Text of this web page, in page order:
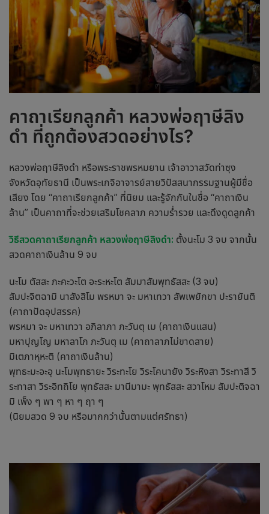
คาถาเรียกลูกค้า หลวงพ่อฤาษีลิง
ดำ ที่ถูกต้องสวดอย่างไร?
หลวงพ่อฤาษีลิงดำ หรือพระราชพรหมยาน เจ้าอาวาสวัดท่าซุง
จังหวัดอุทัยธานี เป็นพระเกจิอาจารย์สายวิปัสสนากรรมฐานผู้มีชื่อ
เสียง โดย “คาถาเรียกลูกค้า” ที่นิยม และรู้จักกันในชื่อ “คาถาเงิน
ล้าน” เป็นคาถาที่จะช่วยเสริมโชคลาภ ความร่ำรวย และดึงดูดลูกค้า
วิธีสวดคาถาเรียกลูกค้า หลวงพ่อฤาษีลิงดำ: ตั้งนะโม 3 จบ จากนั้น
สวดคาถาเงินล้าน 9 จบ
นะโม ตัสสะ ภะคะวะโต อะระหะโต สัมมาสัมพุทธัสสะ (3 จบ)
สัมปะจิตฉามิ นาสังสิโม พรหมา จะ มหาเทวา สัพเพยักขา ปะรายันติ
(คาถาปัดอุปสรรค)
พรหมา จะ มหาเทวา อภิลาภา ภะวันตุ เม (คาถาเงินแสน)
มหาปุญโญ มหาลาโภ ภะวันตุ เม (คาถาลาภไม่ขาดสาย)
มิเตภาหุหะติ (คาถาเงินล้าน)
พุทธะมะอะอุ นะโมพุทธายะ วิระทะโย วิระโคนายัง วิระหิงสา วิระทาสี วิ
ระทาสา วิระอิทถิโย พุทธัสสะ มานีมามะ พุทธัสสะ สวาโหม สัมปะติจฉา
มิ เพ็ง ๆ พา ๆ หา ๆ ฤา ๆ
(นิยมสวด 9 จบ หรือมากกว่านั้นตามแต่ศรัทธา)